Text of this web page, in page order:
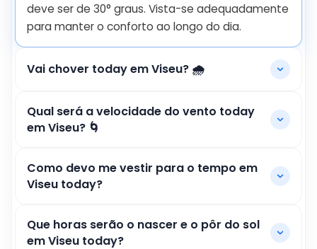
deve ser de 30° graus. Vista-se adequadamente
para manter o conforto ao longo do dia.
Vai chover today em Viseu? 🌧️
Qual será a velocidade do vento today
em Viseu? 🌀
Como devo me vestir para o tempo em
Viseu today?
Que horas serão o nascer e o pôr do sol
em Viseu today?